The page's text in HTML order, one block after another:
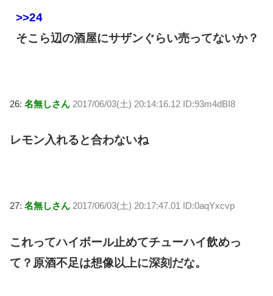
>>24
そこら辺の酒屋にサザンぐらい売ってないか？
26: 名無しさん 2017/06/03(土) 20:14:16.12 ID:93m4dBI8
レモン入れると合わないね
27: 名無しさん 2017/06/03(土) 20:17:47.01 ID:0aqYxcvp
これってハイボール止めてチューハイ飲めっ
て？原酒不足は想像以上に深刻だな。